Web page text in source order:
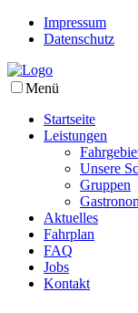
Impressum
Datenschutz
Menü
Startseite
Leistungen
Unsere
Gruppen
Aktuelles
Fahrplan
FAQ
Jobs
Kontakt